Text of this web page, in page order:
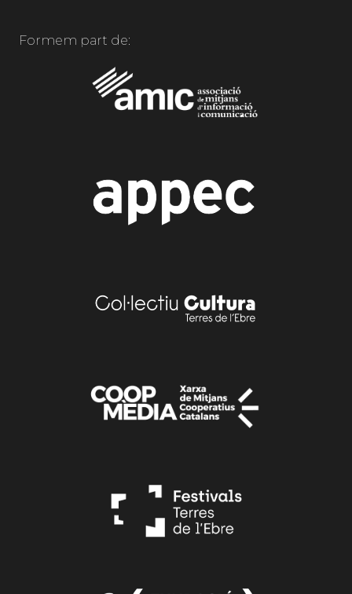
Formem part de: